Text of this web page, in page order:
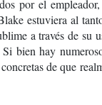
por el
estuviera al
a través de su
bien hay
de que